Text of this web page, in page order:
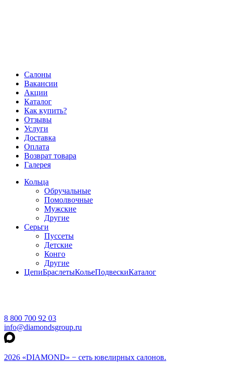
Салоны
Вакансии
Акции
Каталог
Как купить?
Отзывы
Услуги
Доставка
Оплата
Возврат товара
Галерея
Кольца
Обручальные
Помолвочные
Мужские
Другие
Серьги
Пуссеты
Детские
Конго
Другие
ЦепиБраслетыКольеПодвескиКаталог
8 800 700 92 03
info@diamondsgroup.ru
2026 «DIAMOND» − сеть ювелирных салонов.